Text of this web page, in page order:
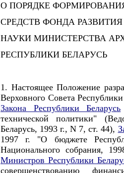
О ПОРЯДКЕ
СРЕДСТВ ФОНДА
НАУКИ МИНИСТЕРСТВА
РЕСПУБЛИКИ БЕЛАРУСЬ
1. Настоящее Положение
Верховного Совета
Закона Республики Беларусь
технической политики"
Беларусь, 1993 г., N 7, ст. 44),
1997 г. "О бюджете
Национального собрания,
Министров Республики
совершенствованию